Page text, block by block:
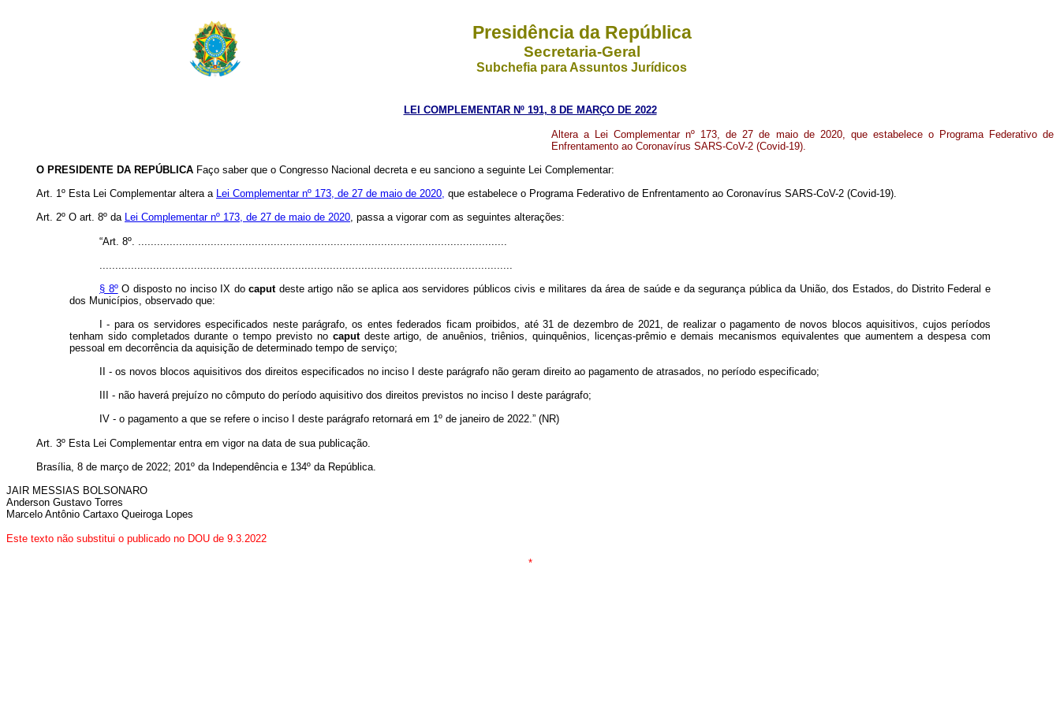
Presidência da República
Secretaria-Geral
Subchefia para Assuntos Jurídicos
LEI COMPLEMENTAR Nº 191, 8 DE MARÇO DE 2022
Altera a Lei Complementar nº 173, de 27 de maio de 2020, que estabelece o Programa Federativo de
Enfrentamento ao Coronavírus SARS-CoV-2 (Covid-19).
O PRESIDENTE DA REPÚBLICA Faço saber que o Congresso Nacional decreta e eu sanciono a seguinte Lei Complementar:
Art. 1º Esta Lei Complementar altera a Lei Complementar nº 173, de 27 de maio de 2020, que estabelece o Programa Federativo de Enfrentamento ao Coronavírus SARS-CoV-2 (Covid-19).
Art. 2º O art. 8º da Lei Complementar nº 173, de 27 de maio de 2020, passa a vigorar com as seguintes alterações:
“Art. 8º. .....................................................................................................................
...................................................................................................................................
§ 8ºO disposto no inciso IX docaputdeste artigo não se aplica aos servidores públicos civis e militares da área de saúde e da segurança pública da União, dos Estados, do Distrito Federal e
dos Municípios, observado que:
I - para os servidores especificados neste parágrafo, os entes federados ficam proibidos, até 31 de dezembro de 2021, de realizar o pagamento de novos blocos aquisitivos, cujos períodos
tenham sido completados durante o tempo previsto no caputdeste artigo, de anuênios, triênios, quinquênios, licenças-prêmio e demais mecanismos equivalentes que aumentem a despesa com
pessoal em decorrência da aquisição de determinado tempo de serviço;
II - os novos blocos aquisitivos dos direitos especificados no inciso I deste parágrafo não geram direito ao pagamento de atrasados, no período especificado;
III - não haverá prejuízo no cômputo do período aquisitivo dos direitos previstos no inciso I deste parágrafo;
IV - o pagamento a que se refere o inciso I deste parágrafo retornará em 1º de janeiro de 2022.” (NR)
Art. 3º Esta Lei Complementar entra em vigor na data de sua publicação.
Brasília, 8 de março de 2022; 201º da Independência e 134º da República.
JAIR MESSIAS BOLSONARO
Anderson Gustavo Torres
Marcelo Antônio Cartaxo Queiroga Lopes
Este texto não substitui o publicado no DOU de 9.3.2022
*